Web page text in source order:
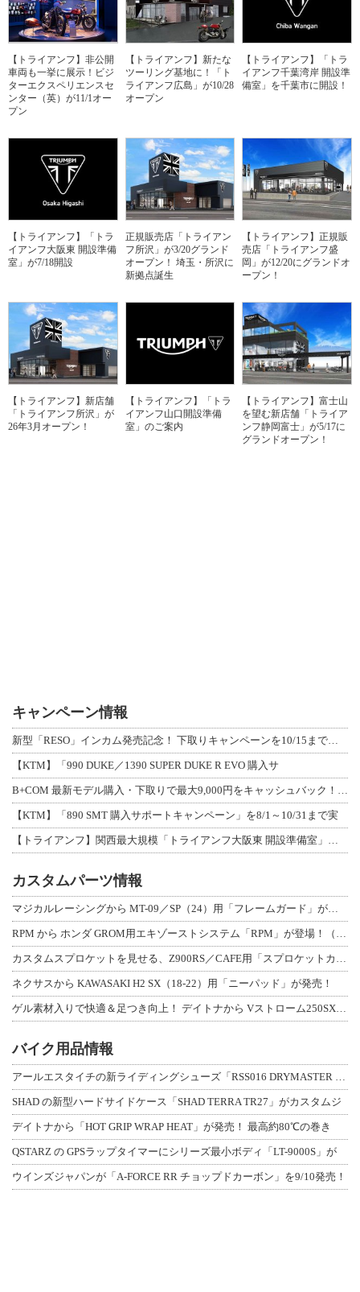
【トライアンフ】非公開
車両も一挙に展示！ビジ
ターエクスペリエンスセ
ンター（英）が11/1オー
プン
【トライアンフ】新たな
ツーリング基地に！「ト
ライアンフ広島」が10/28
オープン
【トライアンフ】「トラ
イアンフ千葉湾岸 開設準
備室」を千葉市に開設！
【トライアンフ】「トラ
イアンフ大阪東 開設準備
室」が7/18開設
正規販売店「トライアン
フ所沢」が3/20グランド
オープン！ 埼玉・所沢に
新拠点誕生
【トライアンフ】正規販
売店「トライアンフ盛
岡」が12/20にグランドオ
ープン！
【トライアンフ】新店舗
「トライアンフ所沢」が
26年3月オープン！
【トライアンフ】「トラ
イアンフ山口開設準備
室」のご案内
【トライアンフ】富士山
を望む新店舗「トライア
ンフ静岡富士」が5/17に
グランドオープン！
キャンペーン情報
【KTM】「990 DUKE／1390 SUPER DUKE R EVO 購入サ
【KTM】「890 SMT 購入サポートキャンペーン」を8/1～10/31まで実
カスタムパーツ情報
ネクサスから KAWASAKI H2 SX（18-22）用「ニーパッド」が発売！
バイク用品情報
SHAD の新型ハードサイドケース「SHAD TERRA TR27」がカスタムジ
デイトナから「HOT GRIP WRAP HEAT」が発売！ 最高約80℃の巻き
QSTARZ の GPSラップタイマーにシリーズ最小ボディ「LT-9000S」が
ウインズジャパンが「A-FORCE RR チョップドカーボン」を9/10発売！